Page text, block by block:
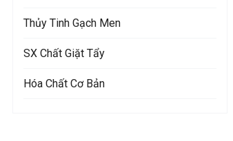
Thủy Tinh Gạch Men
SX Chất Giặt Tẩy
Hóa Chất Cơ Bản